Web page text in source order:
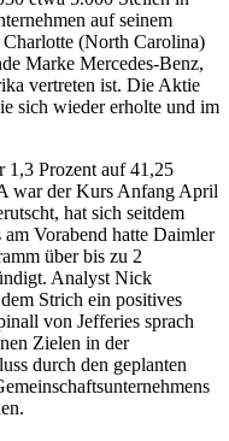
auf seinem
(North Carolina)
Marke Mercedes-Benz,
vertreten ist. Die Aktie
sich wieder erholte und im
1,3 Prozent auf 41,25
war der Kurs Anfang April
hat sich seitdem
Vorabend hatte Daimler
über bis zu 2
Analyst Nick
Strich ein positives
von Jefferies sprach
Zielen in der
durch den geplanten